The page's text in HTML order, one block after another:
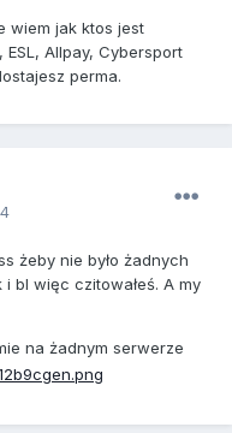
wiem jak ktos jest
Allpay, Cybersport
perma.
żeby nie było żadnych
bl więc czitowałeś. A my
na żadnym serwerze